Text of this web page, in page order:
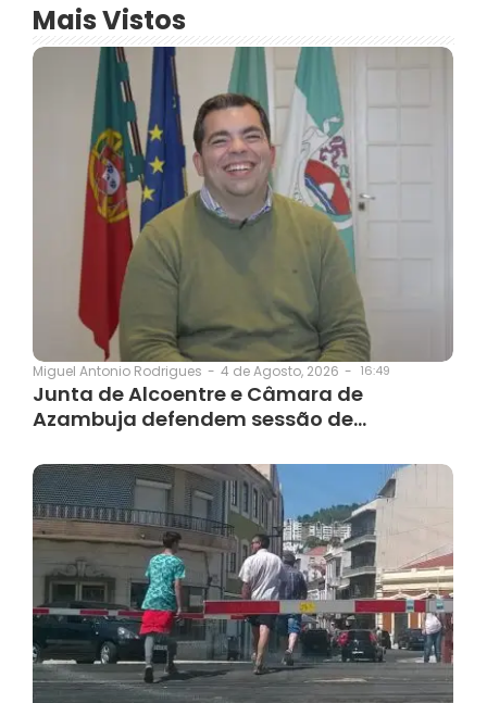
Mais Vistos
Miguel Antonio Rodrigues - 4 de Agosto, 2026 - 16:49
Junta de Alcoentre e Câmara de
Azambuja defendem sessão de…